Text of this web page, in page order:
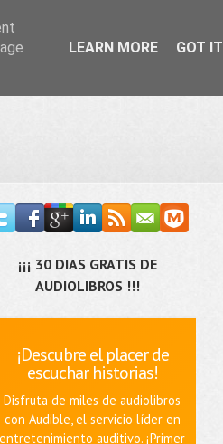
¡¡¡ 30 DIAS GRATIS DE
AUDIOLIBROS !!!
¡Descubre el placer de
escuchar historias!
Disfruta de miles de audiolibros
con Audible, el servicio líder en
entretenimiento auditivo. ¡Primer
LEARN MORE GOT IT